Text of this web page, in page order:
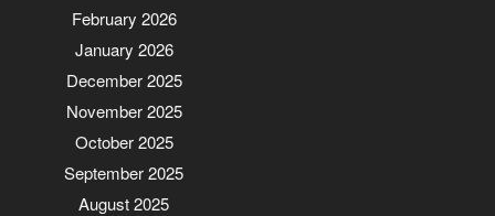
February 2026
January 2026
December 2025
November 2025
October 2025
September 2025
August 2025